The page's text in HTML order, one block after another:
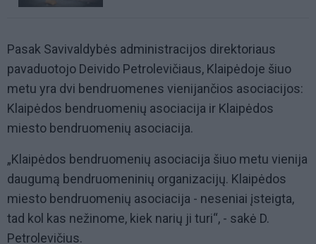
Pasak Savivaldybės administracijos direktoriaus
pavaduotojo Deivido Petrolevičiaus, Klaipėdoje šiuo
metu yra dvi bendruomenes vienijančios asociacijos:
Klaipėdos bendruomenių asociacija ir Klaipėdos
miesto bendruomenių asociacija.
„Klaipėdos bendruomenių asociacija šiuo metu vienija
daugumą bendruomeninių organizacijų. Klaipėdos
miesto bendruomenių asociacija - neseniai įsteigta,
tad kol kas nežinome, kiek narių ji turi“, - sakė D.
Petrolevičius.